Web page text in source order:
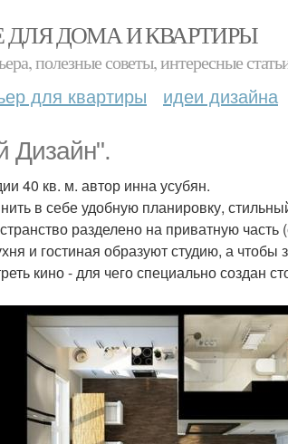
ДЛЯ ДОМА И КВАРТИРЫ
полезные советы, интересные
для квартиры идеи дизайна
Дизайн".
40 кв. м. автор инна усубян.
в себе удобную планировку,
разделено на приватную часть
и гостиная образуют студию, а чтобы
кино - для чего специально создан